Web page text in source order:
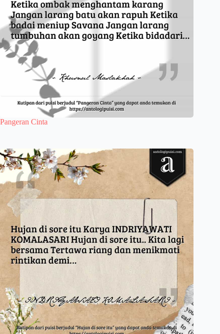
Pangeran Cinta